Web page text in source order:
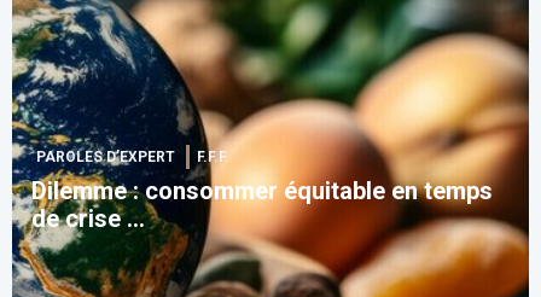
PAROLES D’EXPERT F.F.F.
Dilemme : consommer équitable en temps
de crise ...